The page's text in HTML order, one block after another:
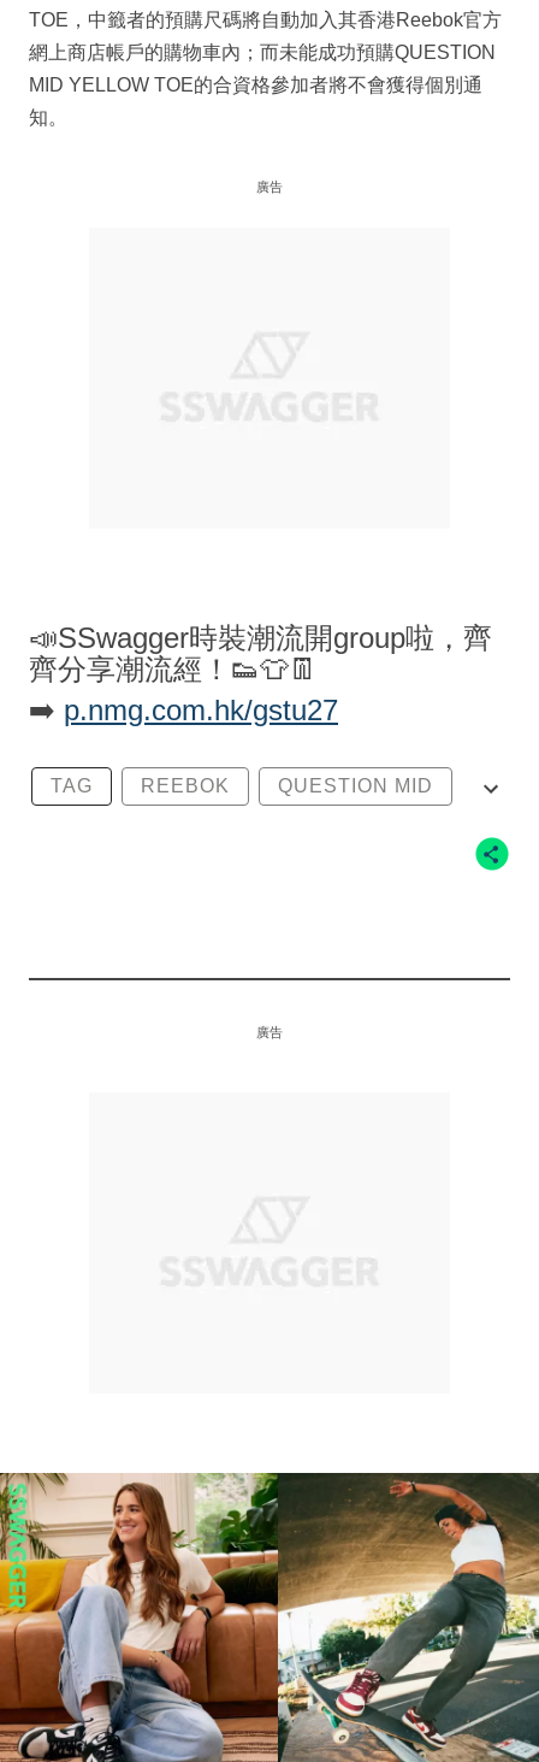
TOE，中籤者的預購尺碼將自動加入其香港Reebok官方
網上商店帳戶的購物車內；而未能成功預購QUESTION
MID YELLOW TOE的合資格參加者將不會獲得個別通
知。
廣告
📣SSwagger時裝潮流開group啦，齊
齊分享潮流經！👟👕👖
➡️ p.nmg.com.hk/gstu27
TAG REEBOK QUESTION MID
廣告